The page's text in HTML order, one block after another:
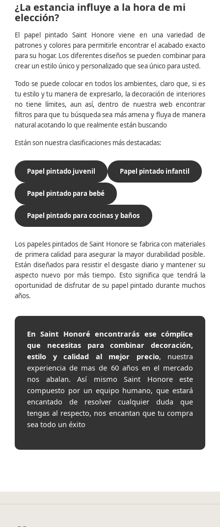
¿La estancia influye a la hora de mi
elección?
El papel pintado Saint Honore viene en una variedad de
patrones y colores para permitirle encontrar el acabado exacto
para su hogar. Los diferentes diseños se pueden combinar para
crear un estilo único y personalizado que sea único para usted.
Todo se puede colocar en todos los ambientes, claro que, si es
tu estilo y tu manera de expresarlo, la decoración de interiores
no tiene límites, aun así, dentro de nuestra web encontrar
filtros para que tu búsqueda sea más amena y fluya de manera
natural acotando lo que realmente están buscando
Están son nuestra clasificaciones más destacadas:
Papel pintado juvenil Papel pintado infantil
Papel pintado para bebé
Papel pintado para cocinas y baños
Los papeles pintados de Saint Honore se fabrica con materiales
de primera calidad para asegurar la mayor durabilidad posible.
Están diseñados para resistir el desgaste diario y mantener su
aspecto nuevo por más tiempo. Esto significa que tendrá la
oportunidad de disfrutar de su papel pintado durante muchos
años.
En Saint Honoré encontrarás ese cómplice
que necesitas para combinar decoración,
estilo y calidad al mejor precio, nuestra
experiencia de mas de 60 años en el mercado
nos abalan. Así mismo Saint Honore este
compuesto por un equipo humano, que estará
encantado de resolver cualquier duda que
tengas al respecto, nos encantan que tu compra
sea todo un éxito